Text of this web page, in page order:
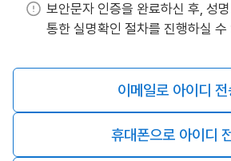
보안문자 인증을 완료하신 후, 성
통한 실명확인 절차를 진행하실 수
이메일로 아이디 전
휴대폰으로 아이디